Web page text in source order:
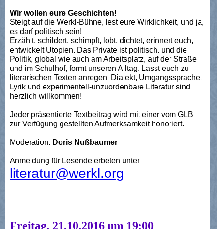
Wir wollen eure Geschichten!
Steigt auf die Werkl-Bühne, lest eure Wirklichkeit, und ja,
es darf politisch sein!
Erzählt, schildert, schimpft, lobt, dichtet, erinnert euch,
entwickelt Utopien. Das Private ist politisch, und die
Politik, global wie auch am Arbeitsplatz, auf der Straße
und im Schulhof, formt unseren Alltag. Lasst euch zu
literarischen Texten anregen. Dialekt, Umgangssprache,
Lyrik und experimentell-unzuordenbare Literatur sind
herzlich willkommen!
Jeder präsentierte Textbeitrag wird mit einer vom GLB
zur Verfügung gestellten Aufmerksamkeit honoriert.
Moderation: Doris Nußbaumer
Anmeldung für Lesende erbeten unter
literatur@werkl.org
Freitag, 21.10.2016 um 19:00